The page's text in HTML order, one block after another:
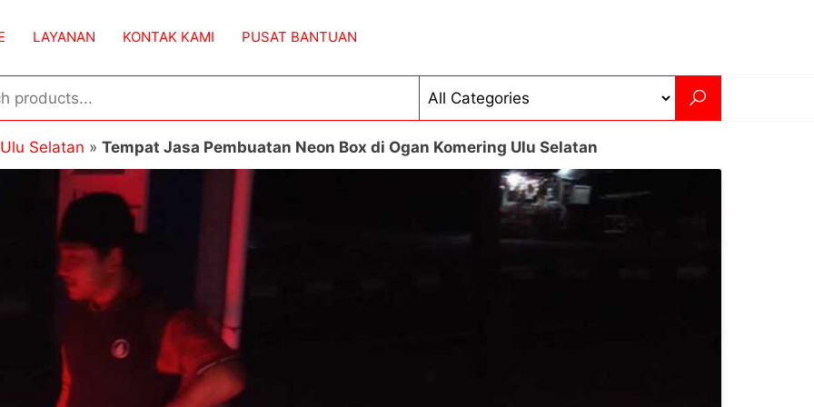
LAYANAN KONTAK KAMI PUSAT BANTUAN
Selatan » Tempat Jasa Pembuatan Neon Box di Ogan Komering Ulu Selatan